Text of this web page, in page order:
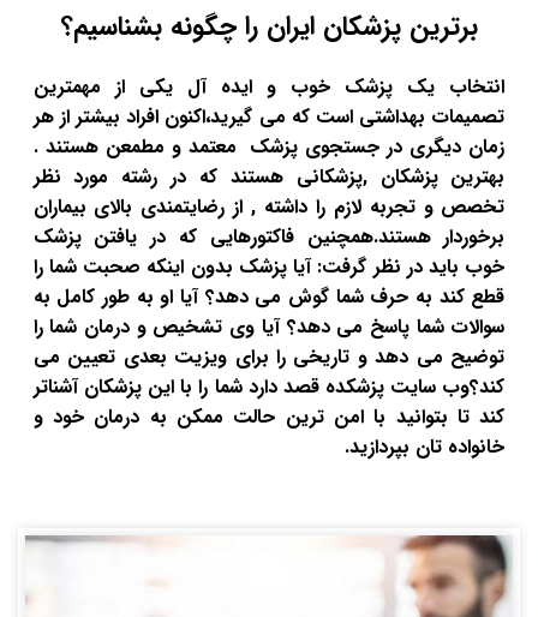
برترین پزشکان ایران را چگونه بشناسیم؟
انتخاب یک پزشک خوب و ایده آل یکی از مهمترین
تصمیمات بهداشتی است که می گیرید،اکنون افراد بیشتر از هر
زمان دیگری در جستجوی پزشک معتمد و مطمعن هستند .
بهترین پزشکان ,پزشکانی هستند که در رشته مورد نظر
تخصص و تجربه لازم را داشته , از رضایتمندی بالای بیماران
برخوردار هستند.همچنین فاکتورهایی که در یافتن پزشک
خوب باید در نظر گرفت: آیا پزشک بدون اینکه صحبت شما را
قطع کند به حرف شما گوش می دهد؟ آیا او به طور کامل به
سوالات شما پاسخ می دهد؟ آیا وی تشخیص و درمان شما را
توضیح می دهد و تاریخی را برای ویزیت بعدی تعیین می
کند؟وب سایت پزشکده قصد دارد شما را با این پزشکان آشناتر
کند تا بتوانید با امن ترین حالت ممکن به درمان خود و
خانواده تان بپردازید.